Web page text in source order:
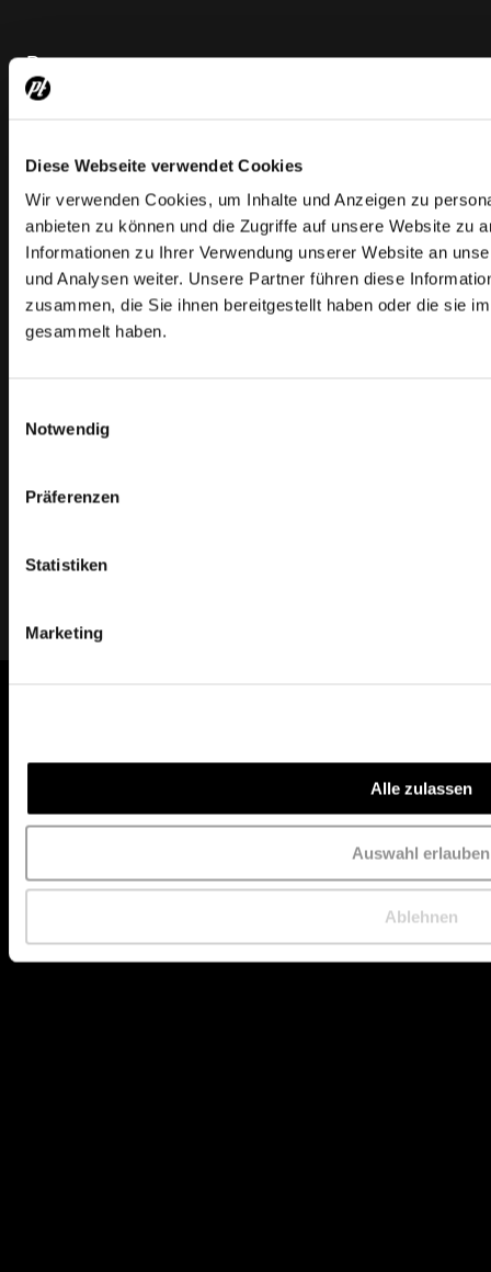
Diese Webseite verwendet Cookies
Wir verwenden Cookies, um Inhalte und Anzeigen zu
anbieten zu können und die Zugriffe auf unsere Website zu
Informationen zu Ihrer Verwendung unserer Website an
und Analysen weiter. Unsere Partner führen diese
zusammen, die Sie ihnen bereitgestellt haben oder die sie
gesammelt haben.
Notwendig
Präferenzen
Statistiken
Marketing
Alle zulassen
Auswahl erlauben
Ablehnen
Browse
Projekte
News
About
Unternehmen
Team
AGB